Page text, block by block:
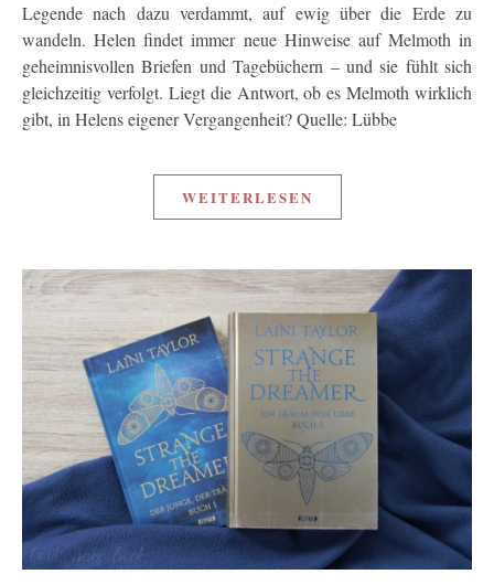
Legende nach dazu verdammt, auf ewig über die Erde zu
wandeln. Helen findet immer neue Hinweise auf Melmoth in
geheimnisvollen Briefen und Tagebüchern – und sie fühlt sich
gleichzeitig verfolgt. Liegt die Antwort, ob es Melmoth wirklich
gibt, in Helens eigener Vergangenheit? Quelle: Lübbe
WEITERLESEN